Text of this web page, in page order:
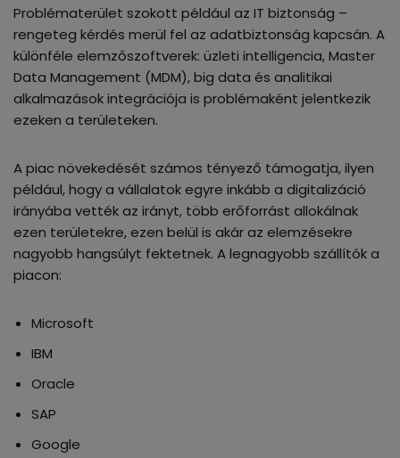
Problématerület szokott például az IT biztonság –
rengeteg kérdés merül fel az adatbiztonság kapcsán. A
különféle elemzőszoftverek: üzleti intelligencia, Master
Data Management (MDM), big data és analitikai
alkalmazások integrációja is problémaként jelentkezik
ezeken a területeken.
A piac növekedését számos tényező támogatja, ilyen
például, hogy a vállalatok egyre inkább a digitalizáció
irányába vették az irányt, több erőforrást allokálnak
ezen területekre, ezen belül is akár az elemzésekre
nagyobb hangsúlyt fektetnek. A legnagyobb szállítók a
piacon:
Microsoft
IBM
Oracle
SAP
Google